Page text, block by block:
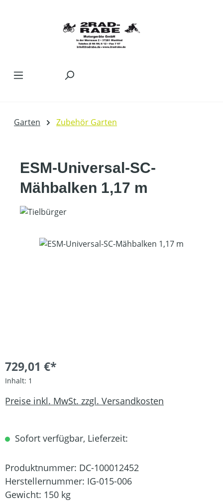
Garten Zubehör Garten
ESM-Universal-SC-
Mähbalken 1,17 m
Bildergalerie überspringen
729,01 €*
Inhalt: 1
Preise inkl. MwSt. zzgl. Versandkosten
Sofort verfügbar, Lieferzeit:
Produktnummer: DC-100012452
Herstellernummer: IG-015-006
Gewicht: 150 kg